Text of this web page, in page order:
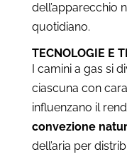
dell’apparecchio
quotidiano.
TECNOLOGIE E
I camini a gas si
ciascuna con
influenzano il
convezione
dell’aria per